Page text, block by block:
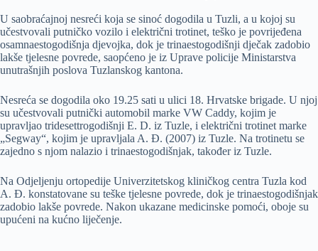
U saobraćajnoj nesreći koja se sinoć dogodila u Tuzli, a u kojoj su
učestvovali putničko vozilo i električni trotinet, teško je povrijeđena
osamnaestogodišnja djevojka, dok je trinaestogodišnji dječak zadobio
lakše tjelesne povrede, saopćeno je iz Uprave policije Ministarstva
unutrašnjih poslova Tuzlanskog kantona.
Nesreća se dogodila oko 19.25 sati u ulici 18. Hrvatske brigade. U njoj
su učestvovali putnički automobil marke VW Caddy, kojim je
upravljao tridesettrogodišnji E. D. iz Tuzle, i električni trotinet marke
„Segway“, kojim je upravljala A. Đ. (2007) iz Tuzle. Na trotinetu se
zajedno s njom nalazio i trinaestogodišnjak, također iz Tuzle.
Na Odjeljenju ortopedije Univerzitetskog kliničkog centra Tuzla kod
A. Đ. konstatovane su teške tjelesne povrede, dok je trinaestogodišnjak
zadobio lakše povrede. Nakon ukazane medicinske pomoći, oboje su
upućeni na kućno liječenje.